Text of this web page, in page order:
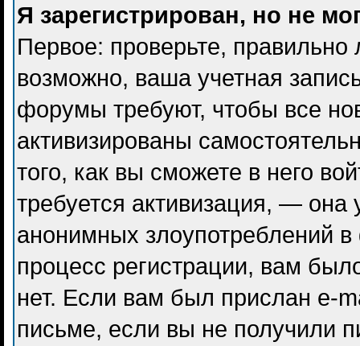
Я зарегистрирован, но не
Первое: проверьте,
возможно, ваша учетная
форумы требуют, чтобы все
активизированы
того, как вы сможете в него
требуется активизация, —
анонимных злоупотреблений
процесс регистрации, вам
нет. Если вам был прислан e-
письме, если вы не получили